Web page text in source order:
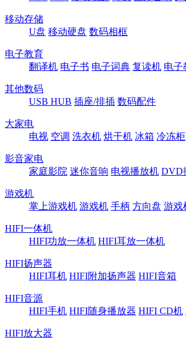
移动存储
U盘 移动硬盘 数码相框
电子教育
翻译机 电子书 电子词典 复读机 电子
其他数码
USB HUB 插座/排插 数码配件
大家电
电视 空调 洗衣机 烘干机 冰箱 冷冻柜
影音家电
家庭影院 迷你音响 电视播放机 DVD
游戏机
掌上游戏机 游戏机 手柄 方向盘 游戏
HIFI一体机
HIFI功放一体机 HIFI耳放一体机
HIFI扬声器
HIFI耳机 HIFI附加扬声器 HIFI音箱
HIFI音源
HIFI手机 HIFI随身播放器 HIFI CD机
HIFI放大器